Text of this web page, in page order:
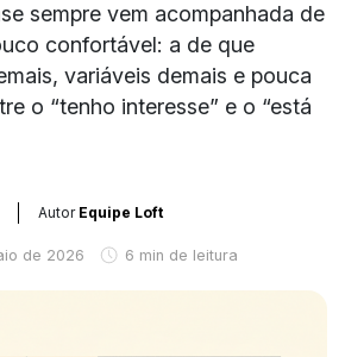
sempre vem acompanhada de
confortável: a de que
variáveis demais e pouca
o “tenho interesse” e o “está
Autor Equipe Loft
de 2026 6 min de leitura